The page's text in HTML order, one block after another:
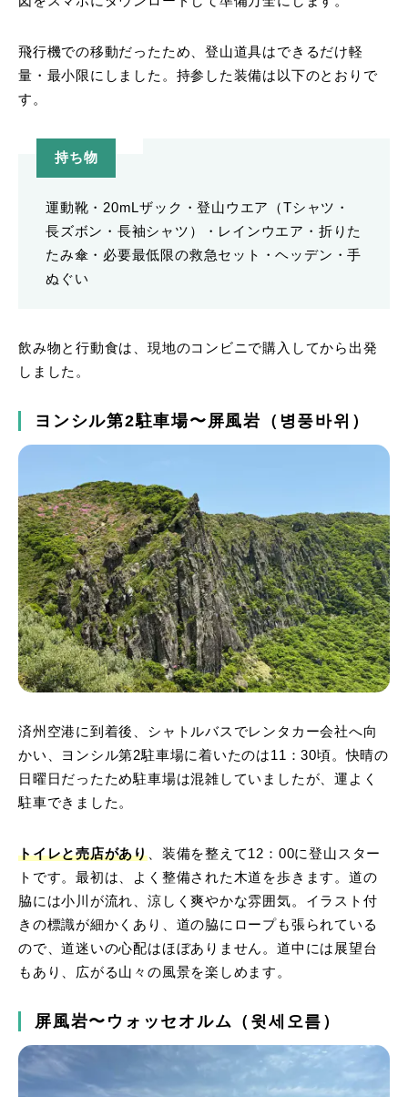
飛行機での移動だったため、登山道具はできるだけ軽
量・最小限にしました。持参した装備は以下のとおりで
す。
持ち物
運動靴・20mLザック・登山ウエア（Tシャツ・
長ズボン・長袖シャツ）・レインウエア・折りた
たみ傘・必要最低限の救急セット・ヘッデン・手
ぬぐい
飲み物と行動食は、現地のコンビニで購入してから出発
しました。
ヨンシル第2駐車場〜屏風岩（병풍바위）
済州空港に到着後、シャトルバスでレンタカー会社へ向
かい、ヨンシル第2駐車場に着いたのは11：30頃。快晴の
日曜日だったため駐車場は混雑していましたが、運よく
駐車できました。
トイレと売店があり 、装備を整えて12：00に登山スター
トです。最初は、よく整備された木道を歩きます。道の
脇には小川が流れ、涼しく爽やかな雰囲気。イラスト付
きの標識が細かくあり、道の脇にロープも張られている
ので、道迷いの心配はほぼありません。道中には展望台
もあり、広がる山々の風景を楽しめます。
屏風岩〜ウォッセオルム（윗세오름）